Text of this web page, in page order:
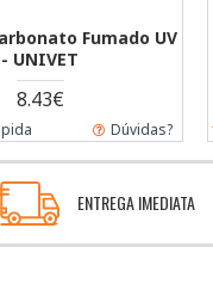
Fumado UV
- UNIVET
8.43€
Dúvidas?
ENTREGA IMEDIATA